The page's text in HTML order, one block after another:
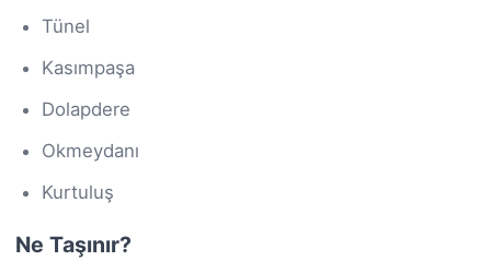
Tünel
Kasımpaşa
Dolapdere
Okmeydanı
Kurtuluş
Ne Taşınır?